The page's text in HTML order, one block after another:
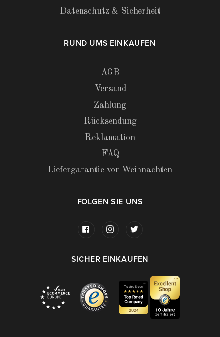
Datenschutz & Sicherheit
RUND UMS EINKAUFEN
AGB
Versand
Zahlung
Rücksendung
Reklamation
FAQ
Liefergarantie vor Weihnachten
FOLGEN SIE UNS
SICHER EINKAUFEN